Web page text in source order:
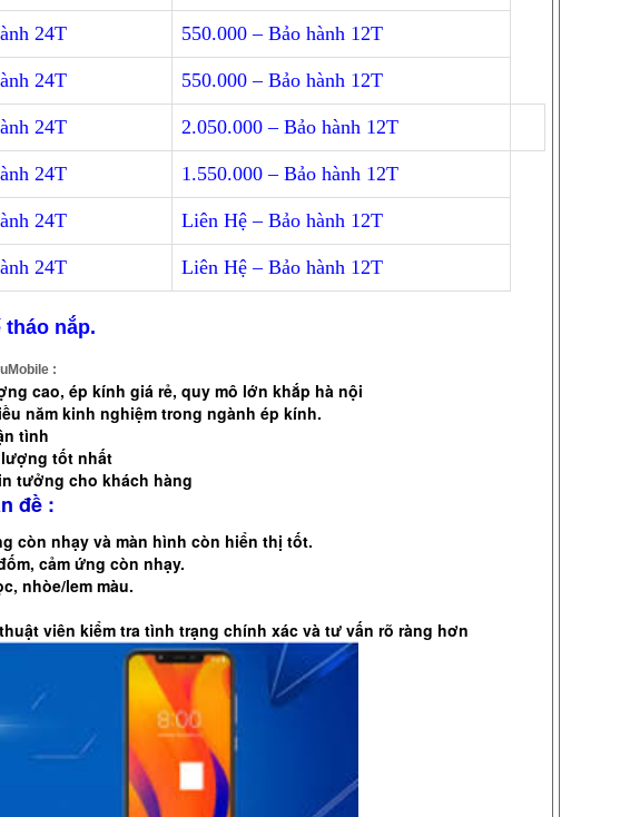
24T 550.000 – Bảo hành 12T
24T 550.000 – Bảo hành 12T
24T 2.050.000 – Bảo hành 12T
24T 1.550.000 – Bảo hành 12T
24T Liên Hệ – Bảo hành 12T
24T Liên Hệ – Bảo hành 12T
nắp.
:
cao, ép kính giá rẻ, quy mô lớn khắp hà nội
năm kinh nghiệm trong ngành ép kính.
tình
lượng tốt nhất
tưởng cho khách hàng
đề :
còn nhạy và màn hình còn hiển thị tốt.
cảm ứng còn nhạy.
nhòe/lem màu.
viên kiểm tra tình trạng chính xác và tư vấn rõ ràng hơn